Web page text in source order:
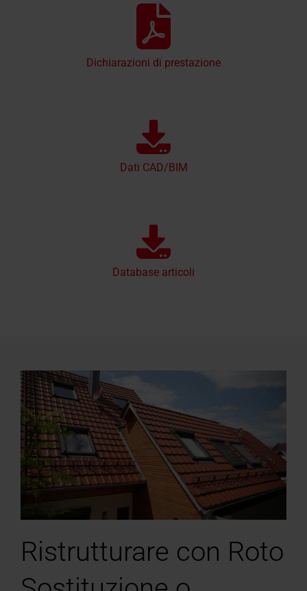
Dichiarazioni di prestazione
Dati CAD/BIM
Database articoli
Ristrutturare con Roto